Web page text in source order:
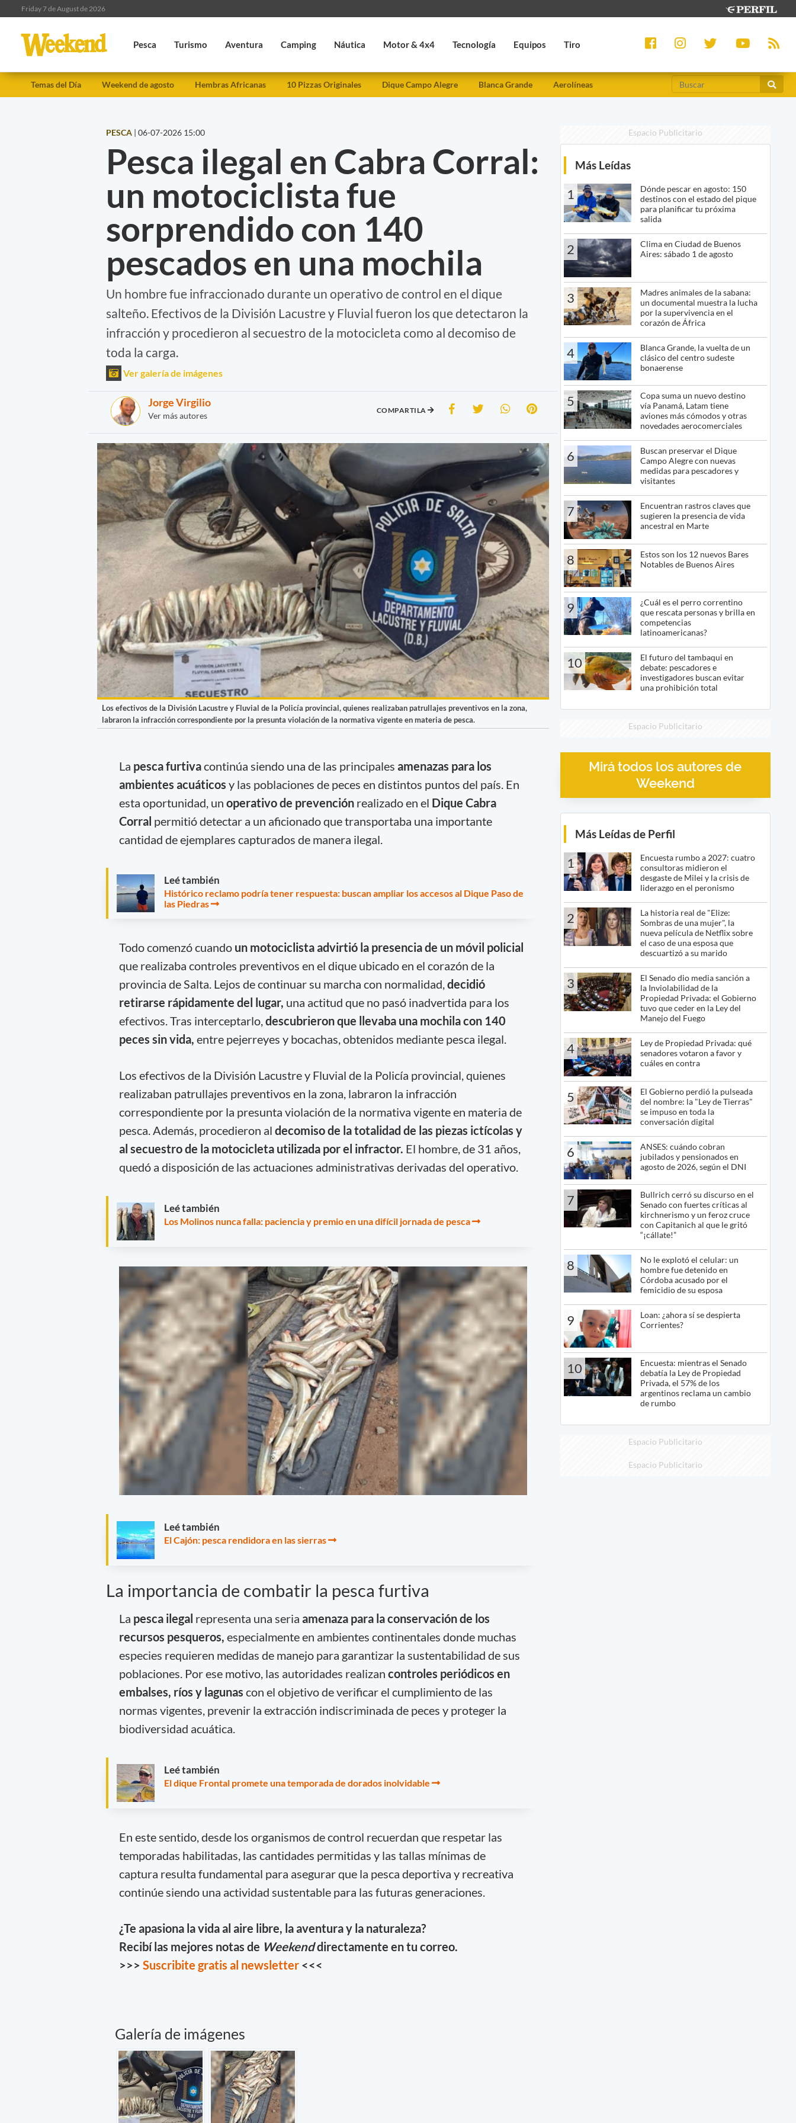
Friday 7 de August de 2026
Pesca Turismo Aventura Camping Náutica Motor & 4x4 Tecnología Equipos Tiro
Temas del Día Weekend de agosto Hembras Africanas 10 Pizzas Originales Dique Campo Alegre Blanca Grande Aerolíneas
PESCA | 06-07-2026 15:00
Pesca ilegal en Cabra Corral:
un motociclista fue
sorprendido con 140
pescados en una mochila
Un hombre fue infraccionado durante un operativo de control en el dique
salteño. Efectivos de la División Lacustre y Fluvial fueron los que detectaron la
infracción y procedieron al secuestro de la motocicleta como al decomiso de
toda la carga.
Ver galería de imágenes
Jorge Virgilio
Ver más autores
COMPARTILA
Los efectivos de la División Lacustre y Fluvial de la Policía provincial, quienes realizaban patrullajes preventivos en la zona,
labraron la infracción correspondiente por la presunta violación de la normativa vigente en materia de pesca.
La pesca furtivacontinúa siendo una de las principales amenazas para los
ambientes acuáticos y las poblaciones de peces en distintos puntos del país. En
esta oportunidad, un operativo de prevenciónrealizado en el Dique Cabra
Corral permitió detectar a un aficionado que transportaba una importante
cantidad de ejemplares capturados de manera ilegal.
Leé también
Histórico reclamo podría tener respuesta: buscan ampliar los accesos al Dique Paso de
las Piedras
Todo comenzó cuando un motociclista advirtió la presencia de un móvil policial
que realizaba controles preventivos en el dique ubicado en el corazón de la
provincia de Salta. Lejos de continuar su marcha con normalidad, decidió
retirarse rápidamente del lugar, una actitud que no pasó inadvertida para los
efectivos. Tras interceptarlo, descubrieron que llevaba una mochila con 140
peces sin vida, entre pejerreyes y bocachas, obtenidos mediante pesca ilegal.
Los efectivos de la División Lacustre y Fluvial de la Policía provincial, quienes
realizaban patrullajes preventivos en la zona, labraron la infracción
correspondiente por la presunta violación de la normativa vigente en materia de
pesca. Además, procedieron al decomiso de la totalidad de las piezas ictícolas y
al secuestro de la motocicleta utilizada por el infractor. El hombre, de 31 años,
quedó a disposición de las actuaciones administrativas derivadas del operativo.
Leé también
Los Molinos nunca falla: paciencia y premio en una difícil jornada de pesca
Leé también
El Cajón: pesca rendidora en las sierras
La importancia de combatir la pesca furtiva
La pesca ilegal representa una seria amenaza para la conservación de los
recursos pesqueros, especialmente en ambientes continentales donde muchas
especies requieren medidas de manejo para garantizar la sustentabilidad de sus
poblaciones. Por ese motivo, las autoridades realizan controles periódicos en
embalses, ríos y lagunas con el objetivo de verificar el cumplimiento de las
normas vigentes, prevenir la extracción indiscriminada de peces y proteger la
biodiversidad acuática.
Leé también
El dique Frontal promete una temporada de dorados inolvidable
En este sentido, desde los organismos de control recuerdan que respetar las
temporadas habilitadas, las cantidades permitidas y las tallas mínimas de
captura resulta fundamental para asegurar que la pesca deportiva y recreativa
continúe siendo una actividad sustentable para las futuras generaciones.
¿Te apasiona la vida al aire libre, la aventura y la naturaleza?
Recibí las mejores notas de Weekenddirectamente en tu correo.
>>> Suscribite gratis al newsletter<<<
Galería de imágenes
Espacio Publicitario
Más Leídas
1
Dónde pescar en agosto: 150
destinos con el estado del pique
para planificar tu próxima
salida
2
Clima en Ciudad de Buenos
Aires: sábado 1 de agosto
3
Madres animales de la sabana:
un documental muestra la lucha
por la supervivencia en el
corazón de África
4
Blanca Grande, la vuelta de un
clásico del centro sudeste
bonaerense
5
Copa suma un nuevo destino
vía Panamá, Latam tiene
aviones más cómodos y otras
novedades aerocomerciales
6
Buscan preservar el Dique
Campo Alegre con nuevas
medidas para pescadores y
visitantes
7
Encuentran rastros claves que
sugieren la presencia de vida
ancestral en Marte
8
Estos son los 12 nuevos Bares
Notables de Buenos Aires
9
¿Cuál es el perro correntino
que rescata personas y brilla en
competencias
latinoamericanas?
10
El futuro del tambaqui en
debate: pescadores e
investigadores buscan evitar
una prohibición total
Espacio Publicitario
Mirá todos los autores de
Weekend
Más Leídas de Perfil
1
Encuesta rumbo a 2027: cuatro
consultoras midieron el
desgaste de Milei y la crisis de
liderazgo en el peronismo
2
La historia real de "Elize:
Sombras de una mujer", la
nueva película de Netflix sobre
el caso de una esposa que
descuartizó a su marido
3
El Senado dio media sanción a
la Inviolabilidad de la
Propiedad Privada: el Gobierno
tuvo que ceder en la Ley del
Manejo del Fuego
4
Ley de Propiedad Privada: qué
senadores votaron a favor y
cuáles en contra
5
El Gobierno perdió la pulseada
del nombre: la "Ley de Tierras"
se impuso en toda la
conversación digital
6
ANSES: cuándo cobran
jubilados y pensionados en
agosto de 2026, según el DNI
7
Bullrich cerró su discurso en el
Senado con fuertes críticas al
kirchnerismo y un feroz cruce
con Capitanich al que le gritó
“¡cállate!”
8
No le explotó el celular: un
hombre fue detenido en
Córdoba acusado por el
femicidio de su esposa
9
Loan: ¿ahora sí se despierta
Corrientes?
10
Encuesta: mientras el Senado
debatía la Ley de Propiedad
Privada, el 57% de los
argentinos reclama un cambio
de rumbo
Espacio Publicitario
Espacio Publicitario